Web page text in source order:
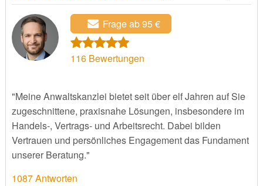
Frage ab 95 €
116Bewertungen
"Meine Anwaltskanzlei bietet seit über elf Jahren auf Sie
zugeschnittene, praxisnahe Lösungen, insbesondere im
Handels-, Vertrags- und Arbeitsrecht. Dabei bilden
Vertrauen und persönliches Engagement das Fundament
unserer Beratung."
1087 Antworten